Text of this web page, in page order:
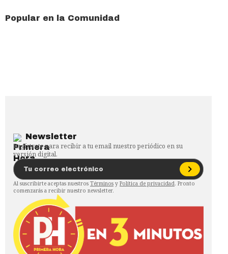
Popular en la Comunidad
Newsletter
Regístrate para recibir a tu email nuestro periódico en su
versión digital.
Al suscribirte aceptas nuestros Términos y Política de privacidad. Pronto
comenzarás a recibir nuestro newsletter.